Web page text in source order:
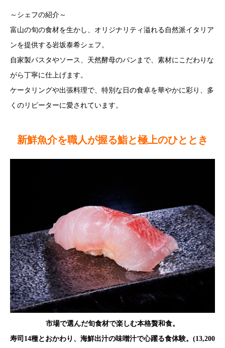
～シェフの紹介～
富山の旬の食材を生かし、オリジナリティ溢れる自然派イタリア
ンを提供する岩坂泰希シェフ。
自家製パスタやソース、天然酵母のパンまで、素材にこだわりな
がら丁寧に仕上げます。
ケータリングや出張料理で、特別な日の食卓を華やかに彩り、多
くのリピーターに愛されています。
新鮮魚介を職人が握る鮨と極上のひととき
市場で選んだ旬食材で楽しむ本格贅和食。
寿司14種とおかわり、海鮮出汁の味噌汁で心躍る食体験。(13,200